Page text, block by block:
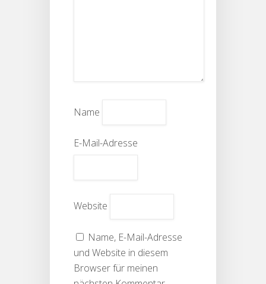
Name
E-Mail-Adresse
Website
Name, E-Mail-Adresse
und Website in diesem
Browser für meinen